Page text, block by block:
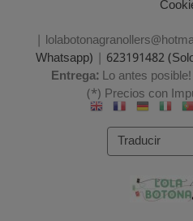
|
Whatsapp) | 623191482
Entrega:Lo antes
(*) Precios con